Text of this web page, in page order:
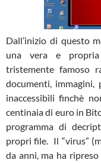
Dall’inizio di questo
una vera e propria
tristemente famoso
documenti,
inaccessibili finchè
centinaia di euro in
programma di
propri file. Il “virus”
da anni, ma ha